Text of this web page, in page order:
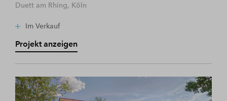
Duett am Rhing, Köln
Im Verkauf
Projekt anzeigen